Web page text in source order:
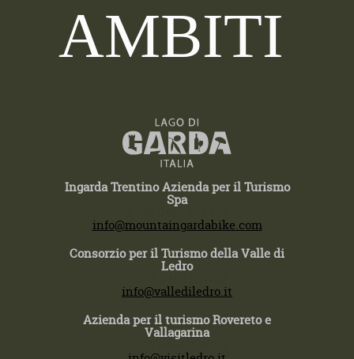
AMBITI
Ingarda Trentino Azienda per il Turismo
Spa
info@mountaingardabike.com
Consorzio per il Turismo della Valle di
Ledro
info@vallediledro.it
Azienda per il turismo Rovereto e
Vallagarina